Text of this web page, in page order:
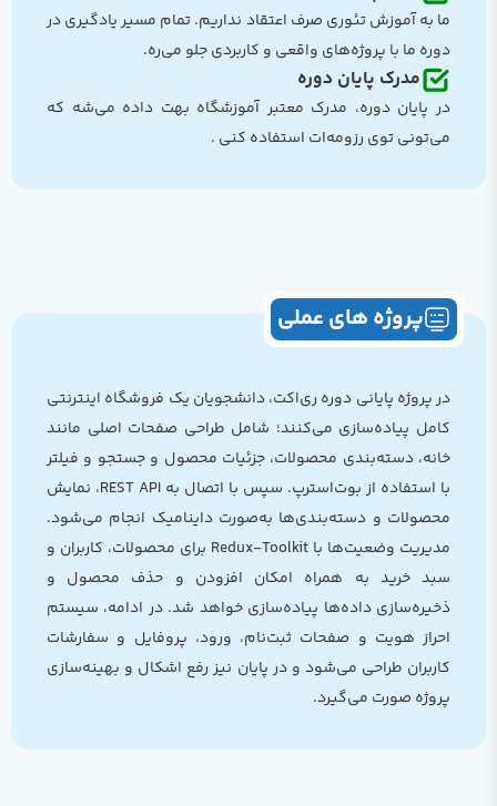
فروشگاه آنلاین با Redux و فیلتر و اتصال به API
وبلاگ خبری با Next.js و سئوی واقعی
سیستم ثبت‌نام و ورود با JWT و Protected Routes
مدیریت کاربران با پنل ادمین و بهینه‌سازی عملکرد
پشتیبانی باهاته. و اگه تا آخرش بری، یه رزومه واقعی داری... نه
فقط یه لیست تئوری.
ما به آموزش تئوری صرف اعتقاد نداریم. تمام مسیر یادگیری در
دوره ما با پروژه‌های واقعی و کاربردی جلو می‌ره.
مدرک پایان دوره
در پایان دوره، مدرک معتبر آموزشگاه بهت داده می‌شه که
می‌تونی توی رزومه‌ات استفاده کنی .
پروژه های عملی
در پروژه پایانی دوره ری‌اکت، دانشجویان یک فروشگاه اینترنتی
کامل پیاده‌سازی می‌کنند؛ شامل طراحی صفحات اصلی مانند
خانه، دسته‌بندی محصولات، جزئیات محصول و جستجو و فیلتر
با استفاده از بوت‌استرپ. سپس با اتصال به REST API، نمایش
محصولات و دسته‌بندی‌ها به‌صورت داینامیک انجام می‌شود.
مدیریت وضعیت‌ها با Redux-Toolkit برای محصولات، کاربران و
سبد خرید به همراه امکان افزودن و حذف محصول و
ذخیره‌سازی داده‌ها پیاده‌سازی خواهد شد. در ادامه، سیستم
احراز هویت و صفحات ثبت‌نام، ورود، پروفایل و سفارشات
کاربران طراحی می‌شود و در پایان نیز رفع اشکال و بهینه‌سازی
پروژه صورت می‌گیرد.